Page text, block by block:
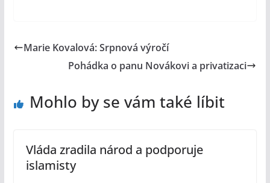
Marie Kovalová: Srpnová výročí
Pohádka o panu Novákovi a privatizaci
Mohlo by se vám také líbit
Vláda zradila národ a podporuje
islamisty